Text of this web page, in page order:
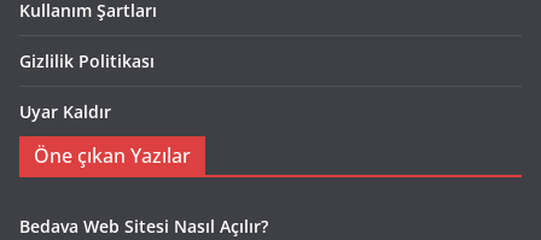
Kullanım Şartları
Gizlilik Politikası
Uyar Kaldır
Öne çıkan Yazılar
Bedava Web Sitesi Nasıl Açılır?